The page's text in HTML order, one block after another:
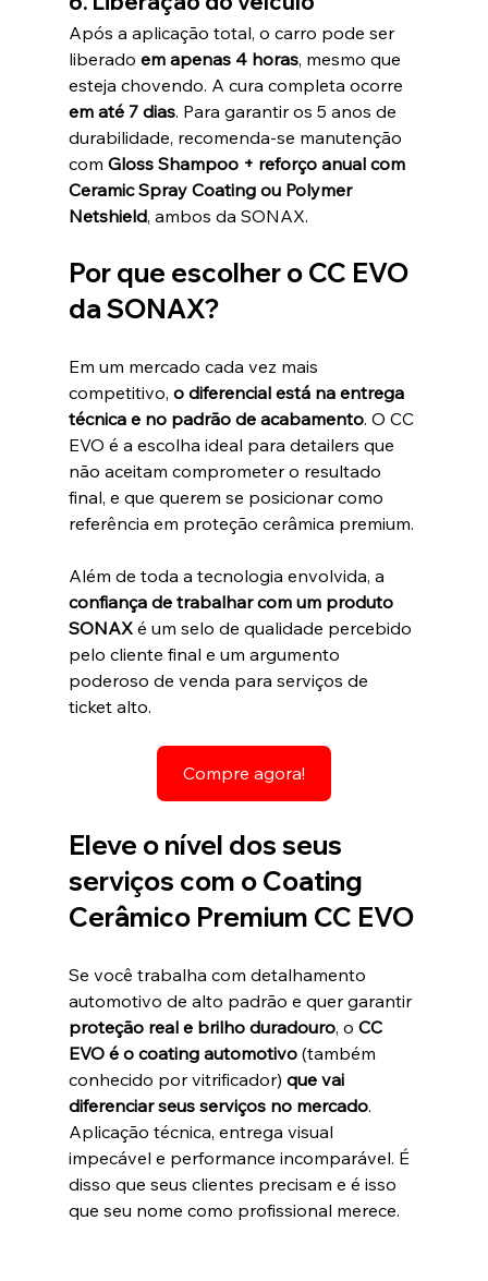
Após a aplicação total, o carro pode ser
liberado em apenas 4 horas, mesmo que
esteja chovendo. A cura completa ocorre
em até 7 dias. Para garantir os 5 anos de
durabilidade, recomenda-se manutenção
com Gloss Shampoo + reforço anual com
Ceramic Spray Coating ou Polymer
Netshield, ambos da SONAX.
Por que escolher o CC EVO
da SONAX?
Em um mercado cada vez mais
competitivo, o diferencial está na entrega
técnica e no padrão de acabamento. O CC
EVO é a escolha ideal para detailers que
não aceitam comprometer o resultado
final, e que querem se posicionar como
referência em proteção cerâmica premium.
Além de toda a tecnologia envolvida, a
confiança de trabalhar com um produto
SONAX é um selo de qualidade percebido
pelo cliente final e um argumento
poderoso de venda para serviços de
ticket alto.
Compre agora!
Eleve o nível dos seus
serviços com o Coating
Cerâmico Premium CC EVO
Se você trabalha com detalhamento
automotivo de alto padrão e quer garantir
proteção real e brilho duradouro, o CC
EVO é o coating automotivo (também
conhecido por vitrificador) que vai
diferenciar seus serviços no mercado.
Aplicação técnica, entrega visual
impecável e performance incomparável. É
disso que seus clientes precisam e é isso
que seu nome como profissional merece.